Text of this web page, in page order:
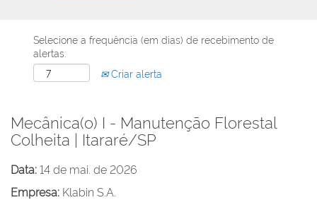
Selecione a frequência (em dias) de recebimento de
alertas:
Criar alerta
Mecânica(o) I - Manutenção Florestal
Colheita | Itararé/SP
Data:14 de mai. de 2026
Empresa: Klabin S.A.